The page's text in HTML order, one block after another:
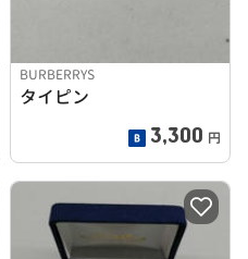
BURBERRYS
タイピン
3,300 円